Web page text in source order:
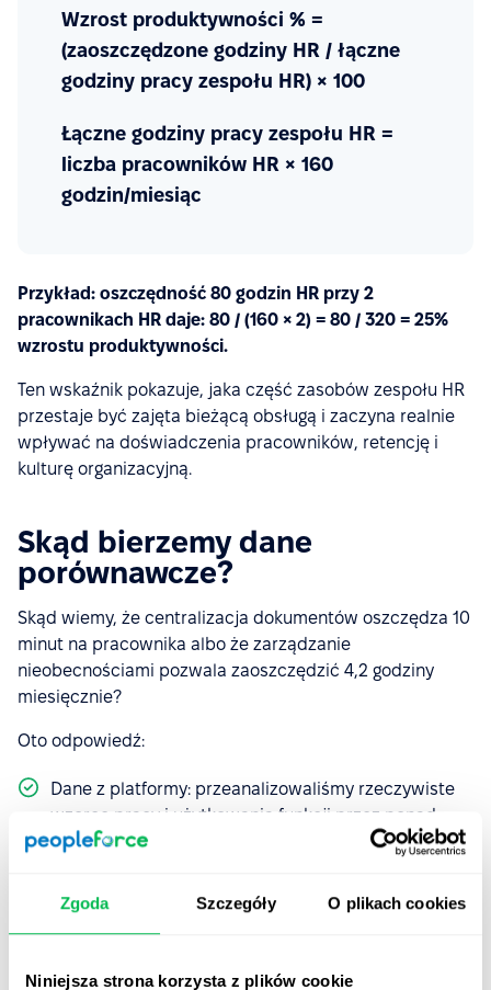
Zgoda Szczegóły O plikach cookies
Niniejsza strona korzysta z plików cookie
Wzrost produktywności % =
(zaoszczędzone godziny HR / łączne
godziny pracy zespołu HR) × 100
Łączne godziny pracy zespołu HR =
liczba pracowników HR × 160
godzin/miesiąc
Przykład: oszczędność 80 godzin HR przy 2
pracownikach HR daje: 80 / (160 × 2) = 80 / 320 = 25%
wzrostu produktywności.
Ten wskaźnik pokazuje, jaka część zasobów zespołu HR
przestaje być zajęta bieżącą obsługą i zaczyna realnie
wpływać na doświadczenia pracowników, retencję i
kulturę organizacyjną.
Skąd bierzemy dane
porównawcze?
Skąd wiemy, że centralizacja dokumentów oszczędza 10
minut na pracownika albo że zarządzanie
nieobecnościami pozwala zaoszczędzić 4,2 godziny
miesięcznie?
Oto odpowiedź:
Dane z platformy: przeanalizowaliśmy rzeczywiste
wzorce pracy i użytkowania funkcji przez ponad
1600 firm korzystających z PeopleForce - różnej
Badania opinii użytkowników: wywiady wewnętrzne
Badania branżowe:badania SHRMpokazują, że